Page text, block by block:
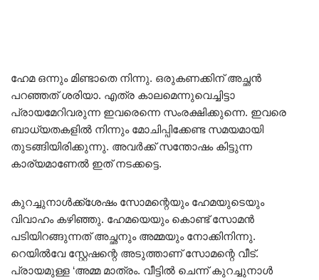
ഹേമ ഒന്നും മിണ്ടാതെ നിന്നു. ഒരുകണക്കിന് അച്ഛൻ
പറഞ്ഞത് ശരിയാ. എത്ര കാലമെന്നുവെച്ചിട്ടാ
പ്രായമേറിവരുന്ന ഇവരെന്നെ സംരക്ഷിക്കുന്നെ. ഇവരെ
ബാധ്യതകളിൽ നിന്നും മോചിപ്പിക്കേണ്ട സമയമായി
തുടങ്ങിയിരിക്കുന്നു. അവർക്ക് സന്തോഷം കിട്ടുന്ന
കാര്യമാണേൽ ഇത് നടക്കട്ടെ.
കുറച്ചുനാൾക്ക്ശേഷം സോമന്റെയും ഹേമയുടെയും
വിവാഹം കഴിഞ്ഞു. ഹേമയെയും കൊണ്ട് സോമൻ
പടിയിറങ്ങുന്നത് അച്ഛനും അമ്മയും നോക്കിനിന്നു.
റെയിൽവേ സ്റ്റേഷന്റെ അടുത്താണ് സോമന്റെ വീട്.
പ്രായമുള്ള ‘അമ്മ മാത്രം. വീട്ടിൽ ചെന്ന് കുറച്ചുനാൾ